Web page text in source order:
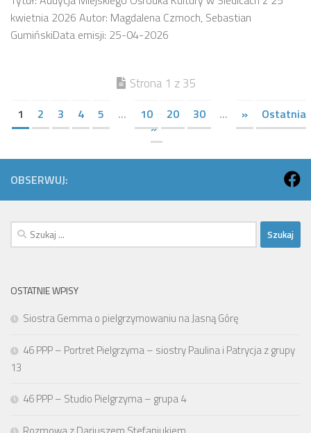
kwietnia 2026 Autor: Magdalena Czmoch, Sebastian
GumińskiData emisji: 25-04-2026
Strona 1 z 35
1 2 3 4 5 ... 10 20 30 ... »
Ostatnia
»
OBSERWUJ:
Szukaj:
OSTATNIE WPISY
Siostra Gemma o pielgrzymowaniu na Jasną Górę
46 PPP – Portret Pielgrzyma – siostry Paulina i Patrycja z grupy
13
46 PPP – Studio Pielgrzyma – grupa 4